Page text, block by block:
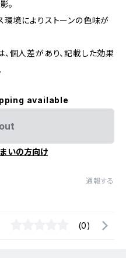
。
環境によりストーンの色味が
個人差があり、記載した効果
available
いの方向け
通報する
(0)